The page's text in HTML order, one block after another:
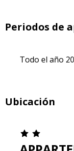
Periodos de
Todo el año
Ubicación